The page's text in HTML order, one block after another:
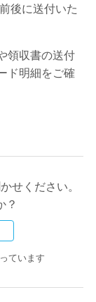
後に送付いた
領収書の送付
ド明細をご確
せください。
？
ています